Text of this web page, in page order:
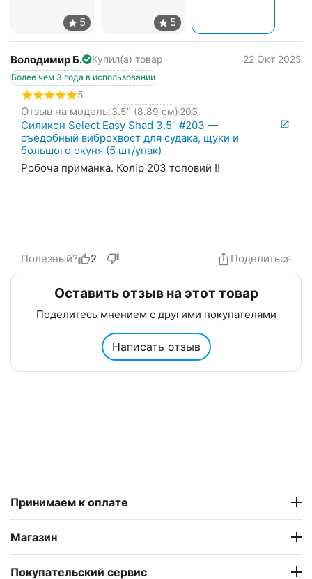
Володимир Б. Купил(а) товар
Более чем 3 года в использовании
22 Окт 2025
5
Отзыв на модель:3.5" (8.89 см)203
Силикон Select Easy Shad 3.5" #203 —
съедобный виброхвост для судака, щуки и
большого окуня (5 шт/упак)
Робоча приманка. Колір 203 топовий !!
Полезный? 2 Поделиться
Оставить отзыв на этот товар
Поделитесь мнением с другими покупателями
Написать отзыв
Принимаем к оплате
Магазин
Покупательский сервис